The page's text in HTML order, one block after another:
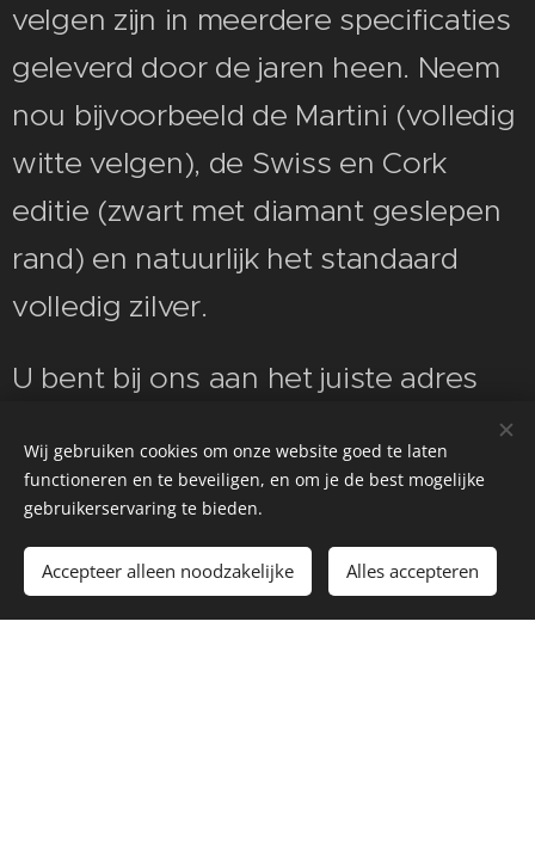
velgen zijn in meerdere specificaties
geleverd door de jaren heen. Neem
nou bijvoorbeeld de Martini (volledig
witte velgen), de Swiss en Cork
editie (zwart met diamant geslepen
rand) en natuurlijk het standaard
volledig zilver.
U bent bij ons aan het juiste adres
naar origineel of naar uw wens.
Neem contact met ons op en vraag
eens naar de mogelijkheden.
Wij gebruiken cookies om onze website goed te laten
functioneren en te beveiligen, en om je de best mogelijke
gebruikerservaring te bieden.
Accepteer alleen noodzakelijke Alles accepteren